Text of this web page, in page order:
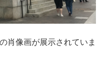
肖像画が展示されていま